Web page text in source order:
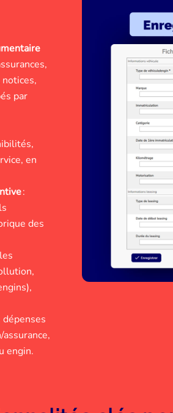
par
en
:
des
dépenses
engin.